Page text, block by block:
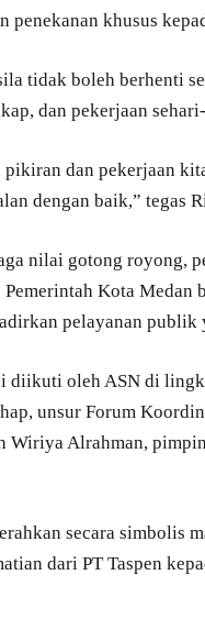
penekanan khusus
tidak boleh berhenti
dan pekerjaan
dan pekerjaan
dengan baik,” tegas
nilai gotong royong,
Kota Medan
pelayanan
diikuti oleh ASN di
unsur Forum
Wiriya Alrahman,
secara simbolis
dari PT Taspen